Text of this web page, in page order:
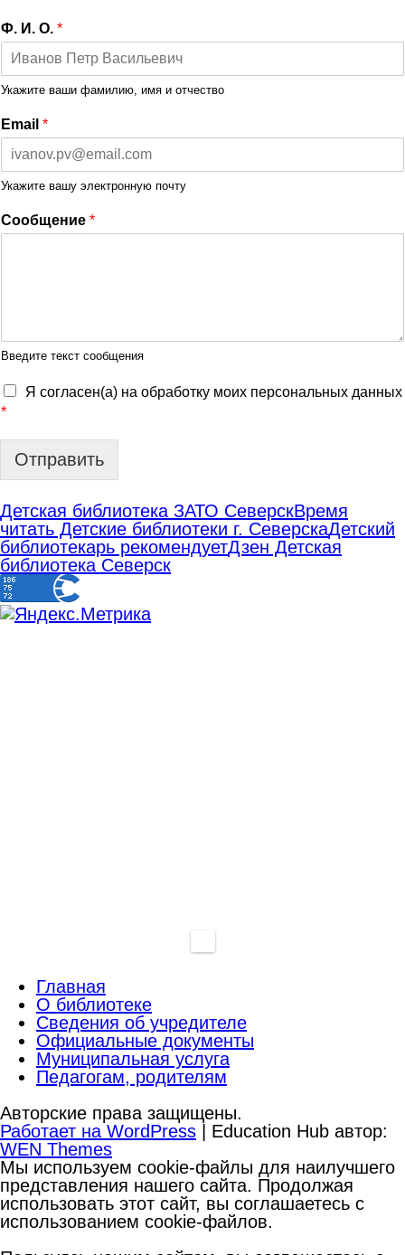
Ф. И. О. *
Укажите ваши фамилию, имя и отчество
Email *
Укажите вашу электронную почту
Сообщение *
Введите текст сообщения
Я согласен(а) на обработку моих персональных данных
*
Отправить
Детская библиотека ЗАТО СеверскВремя
читать Детские библиотеки г. СеверскаДетский
библиотекарь рекомендуетДзен Детская
библиотека Северск
Главная
О библиотеке
Сведения об учредителе
Официальные документы
Муниципальная услуга
Педагогам, родителям
Авторские права защищены.
Работает на WordPress | Education Hub автор:
WEN Themes
Мы используем cookie-файлы для наилучшего
представления нашего сайта. Продолжая
использовать этот сайт, вы соглашаетесь с
использованием cookie-файлов.